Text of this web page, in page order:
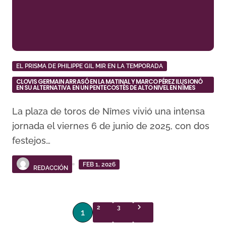
EL PRISMA DE PHILIPPE GIL MIR EN LA TEMPORADA
CLOVIS GERMAIN ARRASÓ EN LA MATINAL Y MARCO PÉREZ ILUSIONÓ
EN SU ALTERNATIVA EN UN PENTECOSTÉS DE ALTO NIVEL EN NÎMES
La plaza de toros de Nîmes vivió una intensa
jornada el viernes 6 de junio de 2025, con dos
festejos…
REDACCIÓN
FEB 1, 2026
P1 2 3